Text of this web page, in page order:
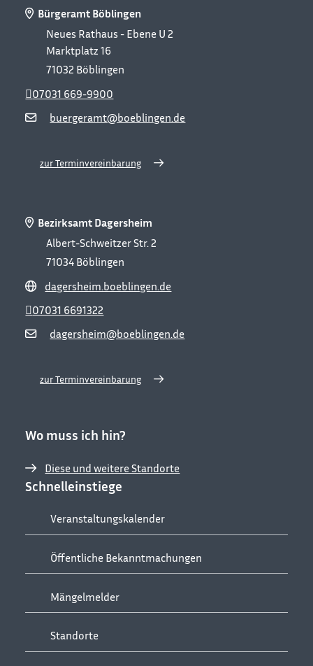
Bürgeramt Böblingen
Neues Rathaus - Ebene U 2
Marktplatz 16
71032 Böblingen
buergeramt@boeblingen.de
07031 669-9900
zur Terminvereinbarung
Bezirksamt Dagersheim
Albert-Schweitzer Str. 2
71034 Böblingen
dagersheim.boeblingen.de
dagersheim@boeblingen.de
07031 6691322
zur Terminvereinbarung
Wo muss ich hin?
Diese und weitere Standorte
Schnelleinstiege
Veranstaltungskalender
Öffentliche Bekanntmachungen
Mängelmelder
Standorte